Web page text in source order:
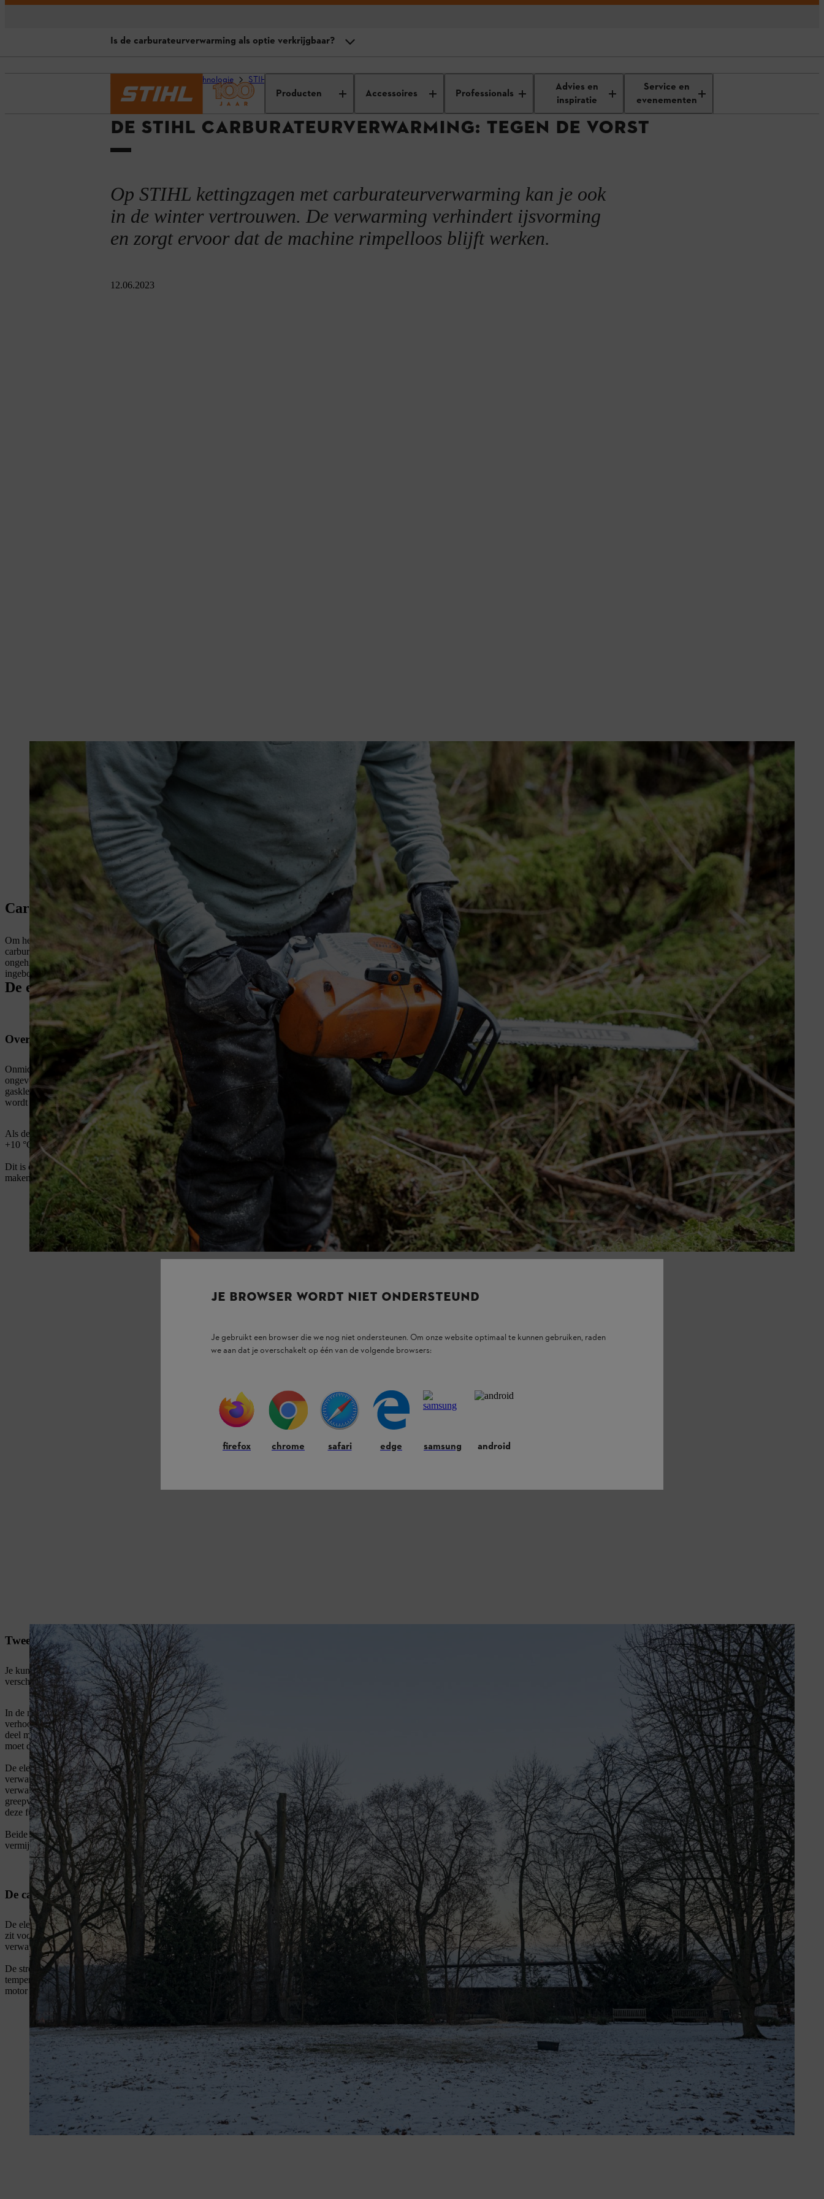
Producten Accessoires Professionals
Advies en
inspiratie
Service en
evenementen
STIHL technologie STIHL motortechniek
DE STIHL CARBURATEURVERWARMING: TEGEN DE VORST
Op STIHL kettingzagen met carburateurverwarming kan je ook
in de winter vertrouwen. De verwarming verhindert ijsvorming
en zorgt ervoor dat de machine rimpelloos blijft werken.
12.06.2023
Is de carburateurverwarming als optie verkrijgbaar?
Carburateurverwarming: altijd opgewarmd aan het werk
De elektrische carburateurverwarming: de werking in detail
Welke voordelen heeft de elektrische carburateurverwarming?
Is de carburateurverwarming als optie verkrijgbaar?
Carburateurverwarming: altijd opgewarmd aan het werk
Om het even welk weer het is, je kanSTIHL kettingzagenmet carburateurverwarming altijd zonder problemen gebruiken bij koude temperaturen. De ingebouwde, elektrische
carburateurverwarming met temperatuurafhankelijke in- en uitschakelregeling verhindert ijsvorming op de carburateur bij lage temperaturen en zorgt ervoor dat de brandstof
ongehinderd kan blijven stromen, zodat je zonder problemen blijft werken. Als er een elektrische carburateur in een kettingzaag zit, is er ook altijd een greepverwarming
ingebouwd. Je herkent STIHL kettingzagen met elektrische carburateurverwarming en greepverwarming aan de letters ‘V-W’ in de naam van het model.
De elektrische carburateurverwarming: de werking in detail
Over de noodzaak van een carburateurverwarming
Onmiddellijk nadat de brandstof uit de carburateursproeiers komt, wordt de brandstof in gas omgezet. Door dat vergassen koelt de temperatuur van de aangezogen lucht
ongeveer 9° C af. De lucht die op die manier afgekoeld wordt, kan minder luchtvochtigheid transporteren. Ze condenseert dus in de carburateur en slaat neer in de buurt van de
gasklep. Het probleem: als de temperatuur van de aangezogen lucht ongeveer tussen +3 °C en +10 °C ligt, kan er een ijslaagje komen in de buurt van de gasklep. Daardoor
wordt de diameter van de carburateur kleiner, de machine verliest aan vermogen en valt op een gegeven moment uit.
Als de temperatuur van de aangezogen lucht onder +3 °C valt, dan is de vochtigheid in de lucht te laag. IJsvorming is dan niet meer mogelijk. Als de luchttemperatuur ongeveer
+10 °C of hoger is, zit er weliswaar vocht in maar door de warmte is er zeker geen ijsvorming.
Dit is de vuistregel: vooral in de herfst (november/december) en in de vroege lente (maart/april) kan je temperaturen verwachten die een carburateurverwarming onmisbaar
maken.
Twee systemen, één doel
Je kunt de vorming van ijskristallen aan de gasklep van de carburateur vermijden met een simpele truc: je verwarmt het circuit van de carburateur. Dat kun je op twee
verschillende manieren aanpakken:
In de motormachines die niet voor professioneel gebruik zijn, zorgt de voorverwarming van de aanzuiglucht voor de juiste temperatuur in de carburateur. Dat passieve systeem
verhoogt, zoals de naam het al zegt, de temperatuur van de aangezogen lucht. Hiervoor gaat een klep open en de warme lucht uit het deel van de warmtecilinder wordt naar het
deel met de luchtfilter geleid. Kritische temperaturen die tot ijsvorming kunnen leiden worden op die manier vermeden zodra de motor enkele minuten draait. De gebruiker
moet de klep op tijd in de winterpositie ‘open’ zetten. Wij raden aan dat in de dezelfde periode te doen die geldt voor winterbanden: van oktober tot april.
De elektrische carburateurverwarming zit geïntegreerd in bepaalde professionele machines van STIHL voor de bosbouw. Bij dit actieve systeem wordt automatisch een
verwarmingselement geactiveerd dat de carburateur verwarmt, zodra de kritische temperaturen worden bereikt. De gebruiker hoeft dat niet manueel in te stellen. Het
verwarmingselement wordt via een aparte generator aan het ventilatorwiel van stroom voorzien. Deze generator zorgt tegelijk ook voor de spanningstoevoer voor de
greepverwarming, die altijd samen met de elektrische carburateurverwarming in de machines van STIHL voor bosbouwprofessionals is ingebouwd. Je herkent modellen met
deze functies aan de letters V-W in de productnaam.
Beide systemen zijn vooral nodig tijdens de eerste 10 minuten na de opstart. Daarna volstaat de stralingswarmte van de motoren meestal om de kritische temperatuurzone te
vermijden.
De carburateurverwarming van STIHL
De elektrische carburateurverwarming van STIHL bestaat uit twee elementen: een verwarmingselement op elektriciteit en een thermische schakelaar. Het verwarmingselement
zit voor de carburateur. De technische schakelaar bevindt zich, afhankelijk van de uitvoering, aan het sluitdeksel aan de kant van de pomp van de carburateur of is direct aan het
verwarmingselement aangebracht.
De stroomtoevoer van de carburateurverwarming gebeurt automatisch via de verwarmingsgenerator. Zodra de temperatuur van de carburateur lager is dan de kritische
temperatuur van +10 °C, schakelt de thermische schakelaar het verwarmingselement in. Door de verwarming wordt de ijsvorming in de carburateur effectief verhinderd en de
motor draait zonder problemen.
JE BROWSER WORDT NIET ONDERSTEUND
Je gebruikt een browser die we nog niet ondersteunen. Om onze website optimaal te kunnen gebruiken, raden
we aan dat je overschakelt op één van de volgende browsers:
firefox chrome safari edge samsung android